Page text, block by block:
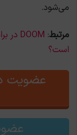
می‌شود.
مرتبط:
است؟
عضویت